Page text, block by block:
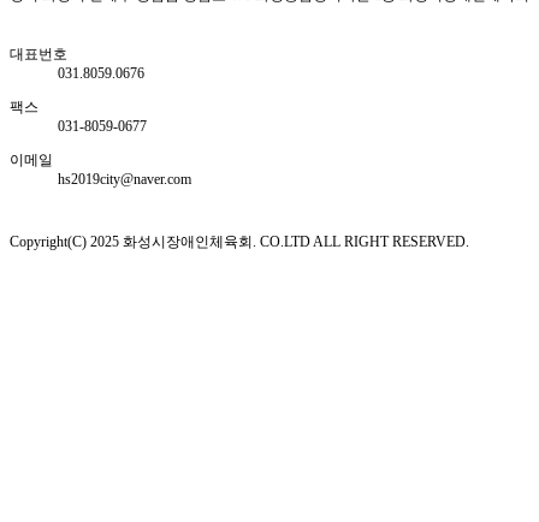
대표번호
031.8059.0676
팩스
031-8059-0677
이메일
hs2019city@naver.com
Copyright(C) 2025 화성시장애인체육회. CO.LTD ALL RIGHT RESERVED.